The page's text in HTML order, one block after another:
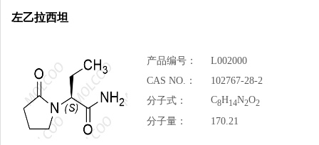
左乙拉西坦
产品编号：
L002000
CAS NO.：
102767-28-2
分子式：
C8H14N2O2
分子量： 170.21